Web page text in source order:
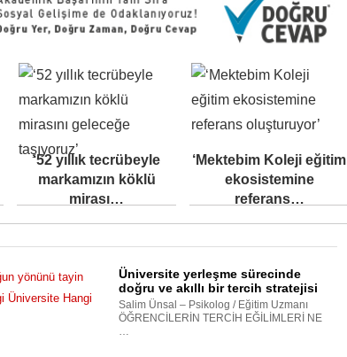
‘Mektebim Koleji eğitim
ekosistemine
referans…
‘52 yıllık tecrübeyle
markamızın köklü
mirası…
Üniversite yerleşme sürecinde
doğru ve akıllı bir tercih stratejisi
Salim Ünsal – Psikolog / Eğitim Uzmanı
ÖĞRENCİLERİN TERCİH EĞİLİMLERİ NE